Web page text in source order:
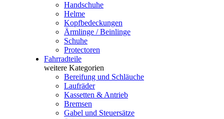
Handschuhe
Helme
Kopfbedeckungen
Ärmlinge / Beinlinge
Schuhe
Protectoren
Fahrradteile
weitere Kategorien
Bereifung und Schläuche
Laufräder
Kassetten & Antrieb
Bremsen
Gabel und Steuersätze